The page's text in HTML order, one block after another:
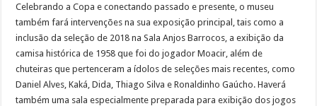
Celebrando a Copa e conectando passado e presente, o museu
também fará intervenções na sua exposição principal, tais como a
inclusão da seleção de 2018 na Sala Anjos Barrocos, a exibição da
camisa histórica de 1958 que foi do jogador Moacir, além de
chuteiras que pertenceram a ídolos de seleções mais recentes, como
Daniel Alves, Kaká, Dida, Thiago Silva e Ronaldinho Gaúcho. Haverá
também uma sala especialmente preparada para exibição dos jogos